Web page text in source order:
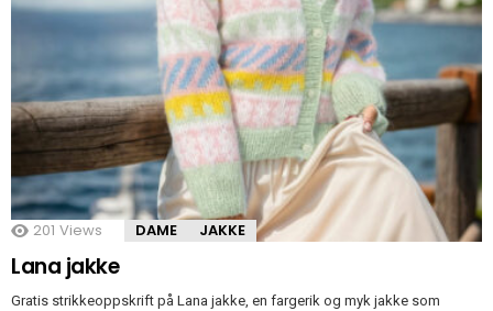
201 Views DAME JAKKE
Lana jakke
Gratis strikkeoppskrift på Lana jakke, en fargerik og myk jakke som